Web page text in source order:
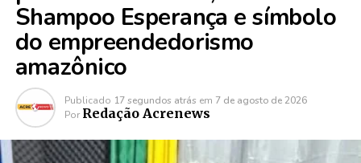
Shampoo Esperança e símbolo
do empreendedorismo
amazônico
Publicado 17 segundos atrás em 7 de agosto de 2026
Por Redação Acrenews